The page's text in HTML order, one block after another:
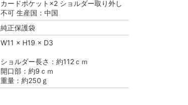
カードポケット×2 ショルダー取り外し
不可 生産国：中国
純正保護袋
W11 × H19 × D3
ショルダー長さ：約112ｃｍ
開口部：約9ｃｍ
重量：約250ｇ